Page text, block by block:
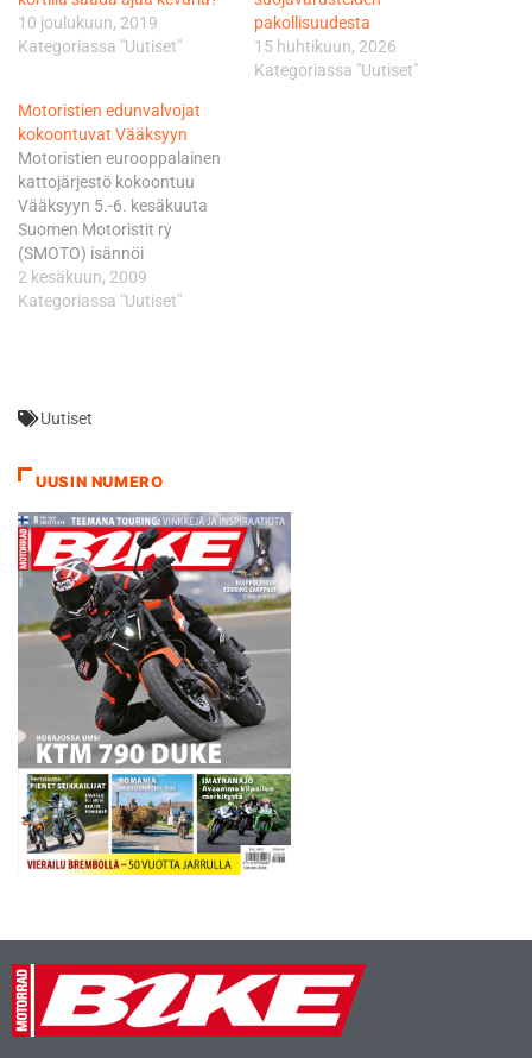
10 joulukuun, 2019
Kategoriassa "Uutiset"
pakollisuudesta
15 huhtikuun, 2026
Kategoriassa "Uutiset"
Motoristien edunvalvojat
kokoontuvat Vääksyyn
Motoristien eurooppalainen
kattojärjestö kokoontuu
Vääksyyn 5.-6. kesäkuuta
Suomen Motoristit ry
(SMOTO) isännöi
eurooppalaisten
motoristiorganisaatioiden
ja 6. kesäkuuta. Perjantaina
FEMAn hallitus ja lauantaina
6. kesäkuuta järjestetään
FEMAn komitean kokous.
Osallistujia kokoukseen
saapuu Englannista,
Espanjasta, Saksasta,
Sveitsistä ja Hollannista…
2 kesäkuun, 2009
Kategoriassa "Uutiset"
Uutiset
UUSIN NUMERO